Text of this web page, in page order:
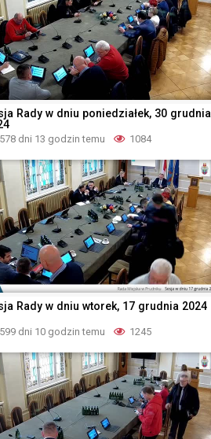
Rady w dniu poniedziałek, 30 grudnia
578 dni 13 godzin temu 1084
Rady w dniu wtorek, 17 grudnia 2024
599 dni 10 godzin temu 1245